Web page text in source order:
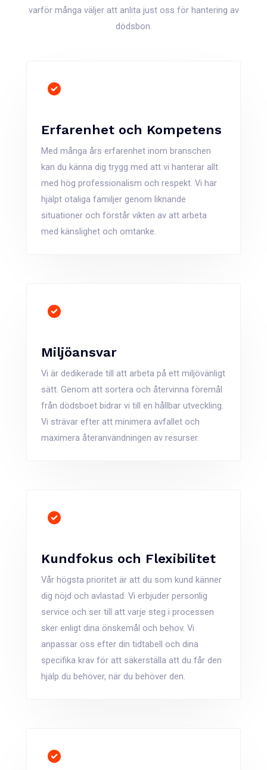
varför många väljer att anlita just oss för hantering av
dödsbon.
Erfarenhet och Kompetens
Med många års erfarenhet inom branschen
kan du känna dig trygg med att vi hanterar allt
med hög professionalism och respekt. Vi har
hjälpt otaliga familjer genom liknande
situationer och förstår vikten av att arbeta
med känslighet och omtanke.
Miljöansvar
Vi är dedikerade till att arbeta på ett miljövänligt
sätt. Genom att sortera och återvinna föremål
från dödsboet bidrar vi till en hållbar utveckling.
Vi strävar efter att minimera avfallet och
maximera återanvändningen av resurser​.
Kundfokus och Flexibilitet
Vår högsta prioritet är att du som kund känner
dig nöjd och avlastad. Vi erbjuder personlig
service och ser till att varje steg i processen
sker enligt dina önskemål och behov. Vi
anpassar oss efter din tidtabell och dina
specifika krav för att säkerställa att du får den
hjälp du behöver, när du behöver den.